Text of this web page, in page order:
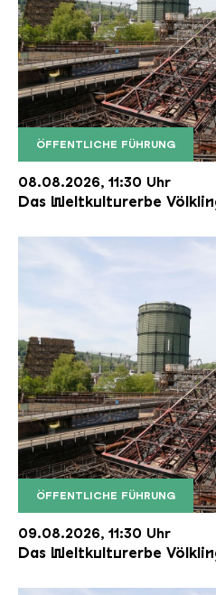
ÖFFENTLICHE FÜHRUNG
Der Erzschrägaufzug
Copyright:
08.08.2026, 11:30 Uhr
Das Weltkulturerbe
ÖFFENTLICHE FÜHRUNG
Der Erzschrägaufzug
Copyright:
09.08.2026, 11:30 Uhr
Das Weltkulturerbe